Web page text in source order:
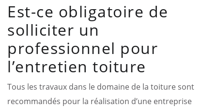
Est-ce obligatoire de
solliciter un
professionnel pour
l’entretien toiture
Tous les travaux dans le domaine de la toiture sont
recommandés pour la réalisation d’une entreprise